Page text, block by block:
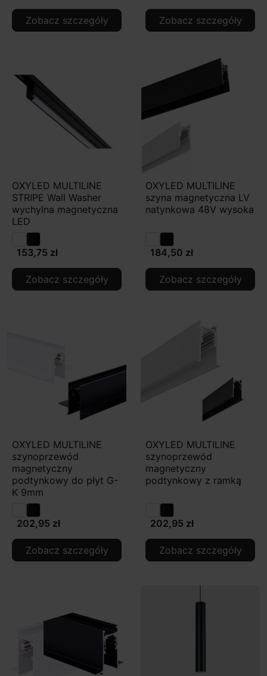
Zobacz szczegóły Zobacz szczegóły
OXYLED MULTILINE
STRIPE Wall Washer
wychylna magnetyczna
LED
153,75 zł
Zobacz szczegóły
OXYLED MULTILINE
szyna magnetyczna LV
natynkowa 48V wysoka
184,50 zł
Zobacz szczegóły
OXYLED MULTILINE
szynoprzewód
magnetyczny
podtynkowy do płyt G-
K 9mm
202,95 zł
Zobacz szczegóły
OXYLED MULTILINE
szynoprzewód
magnetyczny
podtynkowy z ramką
202,95 zł
Zobacz szczegóły